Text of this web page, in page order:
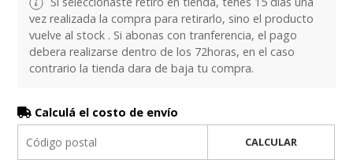
vez realizada la compra para retirarlo, sino el producto
vuelve al stock . Si abonas con tranferencia, el pago
debera realizarse dentro de los 72horas, en el caso
contrario la tienda dara de baja tu compra.
Calculá el costo de envío
CALCULAR